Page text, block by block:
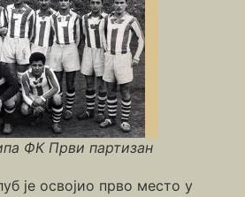
ФК Први партизан
је освојио прво место у